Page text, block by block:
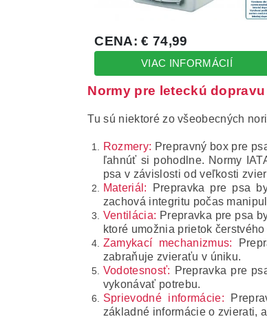
Normy pre leteckú dopravu
Tu sú niektoré zo všeobecných
Rozmery: Prepravný box pre
ľahnúť si pohodlne. Normy
psa v závislosti od veľkosti
Materiál: Prepravka pre psa
zachová integritu počas
Ventilácia: Prepravka pre psa
ktoré umožnia prietok
Zamykací mechanizmus:
zabraňuje zvieraťu v úniku.
Vodotesnosť: Prepravka pre
vykonávať potrebu.
Sprievodné informácie:
základné informácie o zvierati,